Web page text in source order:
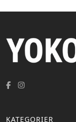
KATEGORIER